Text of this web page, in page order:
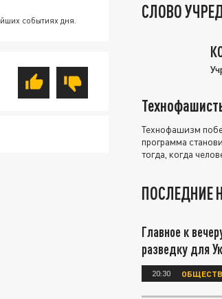
событиях дня. СЛОВО
Технофашизм
программа
тогда, когда
ПОСЛЕДНИЕ
Главное к
разведку для
20:30